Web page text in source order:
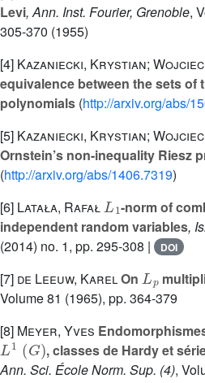
Levi, Ann. Inst. Fourier, Grenoble,
305-370 (1955)
[4] Kazaniecki, Krystian;
equivalence between the sets of
polynomials (http://arxiv.org/abs/
[5] Kazaniecki, Krystian;
Ornstein’s non-inequality Riesz
(http://arxiv.org/abs/1406.7319)
[6] Latała, Rafał
-norm of
independent random variables,
(2014) no. 1, pp. 295-308 |
DOI
[7] de Leeuw, Karel On
Volume 81 (1965), pp. 364-379
[8] Meyer, Yves
L1(G)
, classes de Hardy et
Ann. Sci. École Norm. Sup. (4),